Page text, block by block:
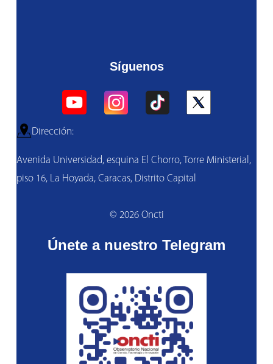
Síguenos
Dirección:
Avenida Universidad, esquina El Chorro, Torre Ministerial,
piso 16, La Hoyada, Caracas, Distrito Capital
© 2026 Oncti
Únete a nuestro Telegram